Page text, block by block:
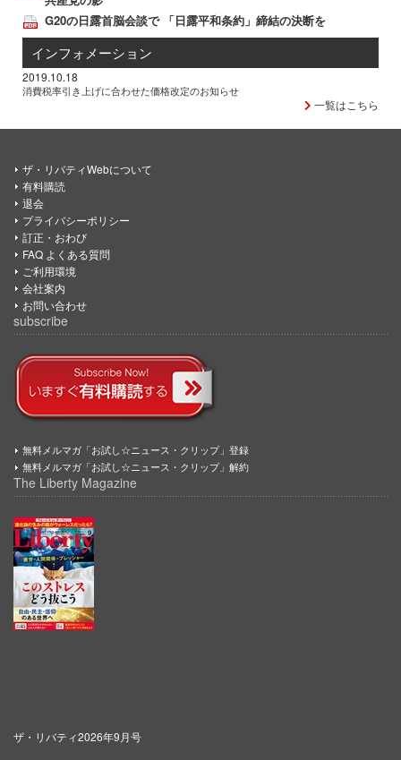
G20の日露首脳会談で 「日露平和条約」締結の決断を
インフォメーション
2019.10.18
消費税率引き上げに合わせた価格改定のお知らせ
一覧はこちら
ザ・リバティWebについて
有料購読
退会
プライバシーポリシー
訂正・おわび
FAQ よくある質問
ご利用環境
会社案内
お問い合わせ
subscribe
無料メルマガ「お試し☆ニュース・クリップ」登録
無料メルマガ「お試し☆ニュース・クリップ」解約
The Liberty Magazine
ザ・リバティ2026年9月号